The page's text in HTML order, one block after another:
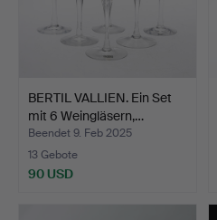
BERTIL VALLIEN. Ein Set
mit 6 Weingläsern,…
Beendet 9. Feb 2025
13 Gebote
90 USD